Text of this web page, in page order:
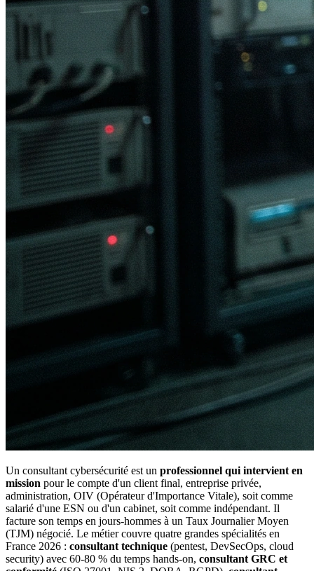
Un consultant cybersécurité est un professionnel qui intervient en
mission pour le compte d'un client final, entreprise privée,
administration, OIV (Opérateur d'Importance Vitale), soit comme
salarié d'une ESN ou d'un cabinet, soit comme indépendant. Il
facture son temps en jours-hommes à un Taux Journalier Moyen
(TJM) négocié. Le métier couvre quatre grandes spécialités en
France 2026 : consultant technique (pentest, DevSecOps, cloud
security) avec 60-80 % du temps hands-on, consultant GRC et